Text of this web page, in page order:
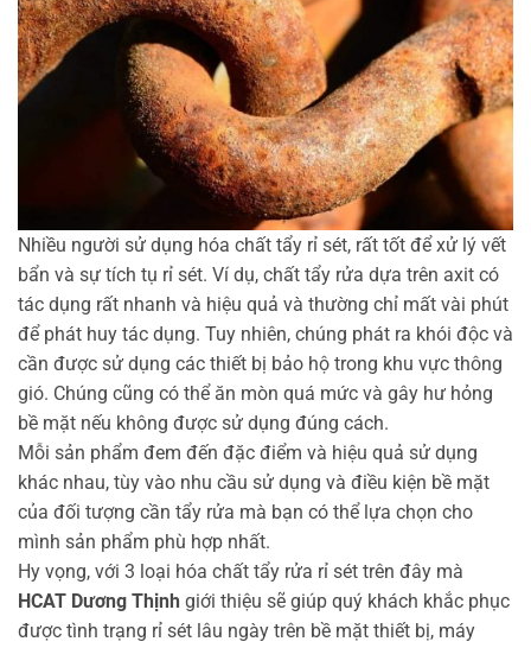
Nhiều người sử dụng hóa chất tẩy rỉ sét, rất tốt để xử lý vết
bẩn và sự tích tụ rỉ sét. Ví dụ, chất tẩy rửa dựa trên axit có
tác dụng rất nhanh và hiệu quả và thường chỉ mất vài phút
để phát huy tác dụng. Tuy nhiên, chúng phát ra khói độc và
cần được sử dụng các thiết bị bảo hộ trong khu vực thông
gió. Chúng cũng có thể ăn mòn quá mức và gây hư hỏng
bề mặt nếu không được sử dụng đúng cách.
Mỗi sản phẩm đem đến đặc điểm và hiệu quả sử dụng
khác nhau, tùy vào nhu cầu sử dụng và điều kiện bề mặt
của đối tượng cần tẩy rửa mà bạn có thể lựa chọn cho
mình sản phẩm phù hợp nhất.
Hy vọng, với 3 loại hóa chất tẩy rửa rỉ sét trên đây mà
HCAT Dương Thịnh giới thiệu sẽ giúp quý khách khắc phục
được tình trạng rỉ sét lâu ngày trên bề mặt thiết bị, máy